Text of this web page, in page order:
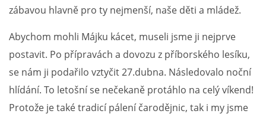
NOVINKY
FOTOALBUM
VIDEA
zábavou hlavně pro ty nejmenší, naše děti a mládež.
Abychom mohli Májku kácet, museli jsme ji nejprve
postavit. Po přípravách a dovozu z příborského lesíku,
se nám ji podařilo vztyčit 27.dubna. Následovalo noční
hlídání. To letošní se nečekaně protáhlo na celý víkend!
Protože je také tradicí pálení čarodějnic, tak i my jsme